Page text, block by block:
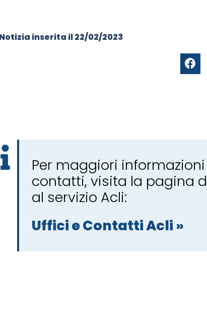
Notizia inserita il22/02/2023
Per maggiori
contatti, visita la pagina
al servizio Acli:
Uffici e Contatti Acli »